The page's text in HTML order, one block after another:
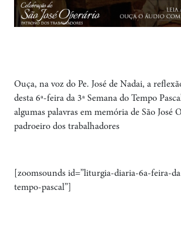
Ouça, na voz do Pe. José de Nadai, a
desta 6ª-feira da 3ª Semana do Tempo
algumas palavras em memória de São José
padroeiro dos trabalhadores
[zoomsounds id=”liturgia-diaria-6a-feira-
tempo-pascal”]